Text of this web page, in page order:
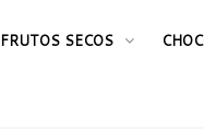
FRUTOS SECOS